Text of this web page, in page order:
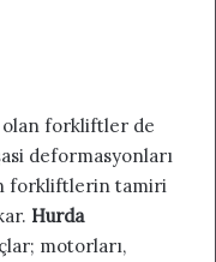
olan forkliftler de
deformasyonları
forkliftlerin tamiri
Hurda
motorları,